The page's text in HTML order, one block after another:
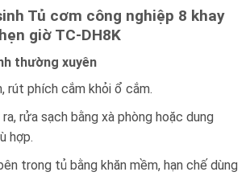
Tủ cơm công nghiệp 8 khay
giờ TC-DH8K
thường xuyên
rút phích cắm khỏi ổ cắm.
rửa sạch bằng xà phòng hoặc dung
hợp.
trong tủ bằng khăn mềm, hạn chế dùng